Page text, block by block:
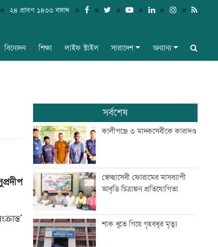
২৪ শ্রাবণ ১৪৩৩ বঙ্গাব্দ
বিনোদন শিক্ষা লাইফ স্টাইল সারাদেশ অন্যান্য
সর্বশেষ
কালীগঞ্জে ৩ মাদকসেবীকে কারাদণ্ড
স্বেচ্ছাসেবী ফোরামের মাসব্যাপী
আবৃত্তি চিত্রাঙ্কন প্রতিযোগিতা
শাক ধুতে গিয়ে গৃহবধূর মৃত্যু